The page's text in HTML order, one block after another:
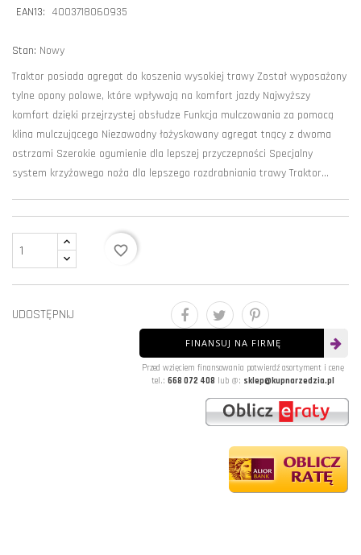
EAN13: 4003718060935
Stan: Nowy
Traktor posiada agregat do koszenia wysokiej trawy Został wyposażony
tylne opony polowe, które wpływają na komfort jazdy Najwyższy
komfort dzięki przejrzystej obsłudze Funkcja mulczowania za pomocą
klina mulczującego Niezawodny łożyskowany agregat tnący z dwoma
ostrzami Szerokie ogumienie dla lepszej przyczepności Specjalny
system krzyżowego noża dla lepszego rozdrabniania trawy Traktor...
favorite_border
UDOSTĘPNIJ
FINANSUJ NA FIRMĘ
Przed wzięciem finansowania potwierdź asortyment i cenę
tel.: 668 072 408 lub @: sklep@kupnarzedzia.pl